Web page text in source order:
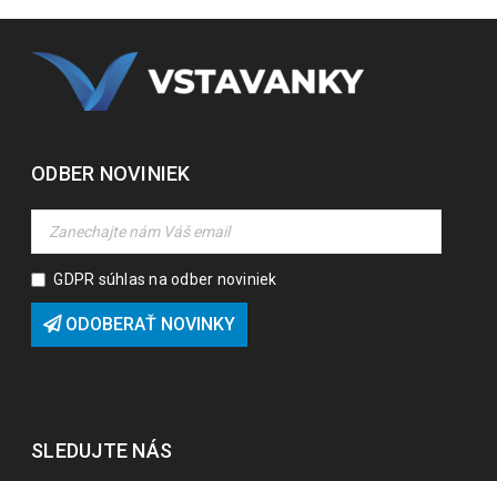
ODBER NOVINIEK
GDPR súhlas na odber noviniek
ODOBERAŤ NOVINKY
SLEDUJTE NÁS